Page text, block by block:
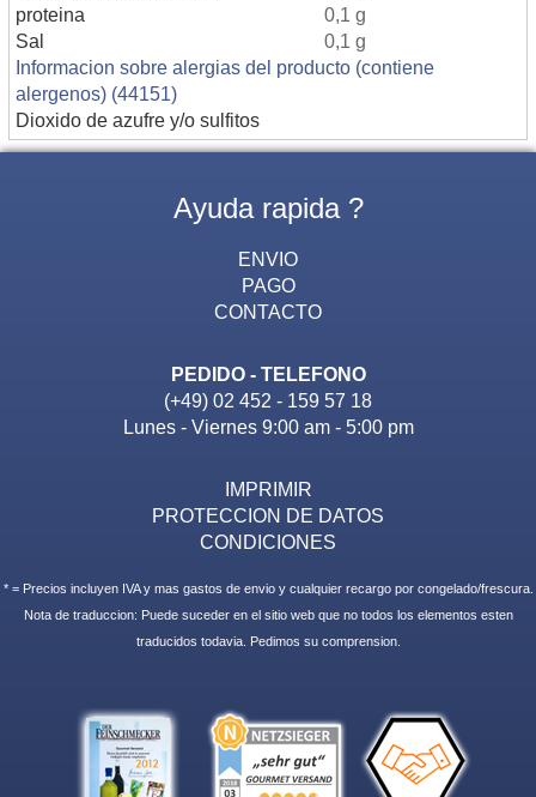
proteina
0,1 g
Sal
0,1 g
Informacion sobre alergias del producto (contiene
alergenos) (44151)
Dioxido de azufre y/o sulfitos
Ayuda rapida ?
ENVIO
PAGO
CONTACTO
PEDIDO - TELEFONO
(+49) 02 452 - 159 57 18
Lunes - Viernes 9:00 am - 5:00 pm
IMPRIMIR
PROTECCION DE DATOS
CONDICIONES
* = Precios incluyen IVA y mas gastos de envio y cualquier recargo por congelado/frescura.
Nota de traduccion: Puede suceder en el sitio web que no todos los elementos esten
traducidos todavia. Pedimos su comprension.